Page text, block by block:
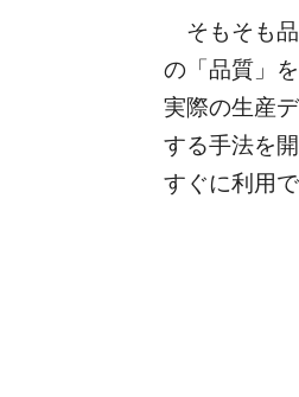
そもそも
の「品質」
実際の生産
する手法を
すぐに利用